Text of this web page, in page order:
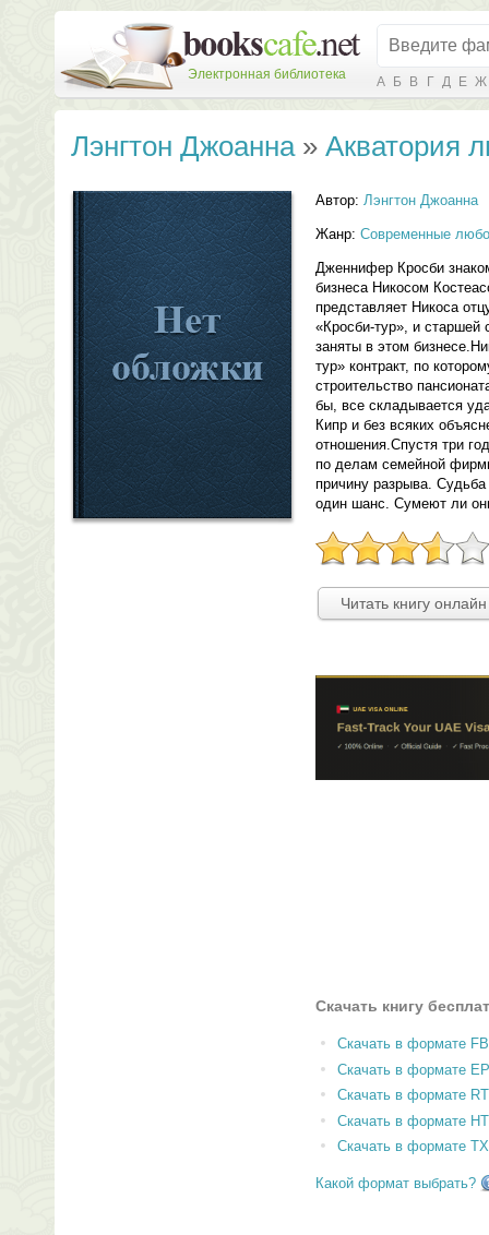
Электронная библиотека А Б В Г Д Е Ж
Лэнгтон Джоанна» Акватория
Автор: Лэнгтон Джоанна
Жанр: Современные
Дженнифер Кросби
бизнеса Никосом
представляет Никоса
«Кросби-тур», и
заняты в этом
тур» контракт, по
строительство
бы, все складывается
Кипр и без всяких
отношения.Спустя три
по делам семейной
причину разрыва.
один шанс. Сумеют ли
Читать книгу
Скачать книгу
Скачать в формате
Скачать в формате
Скачать в формате
Скачать в формате
Скачать в формате
Какой формат выбрать?